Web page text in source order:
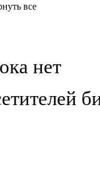
все
нет